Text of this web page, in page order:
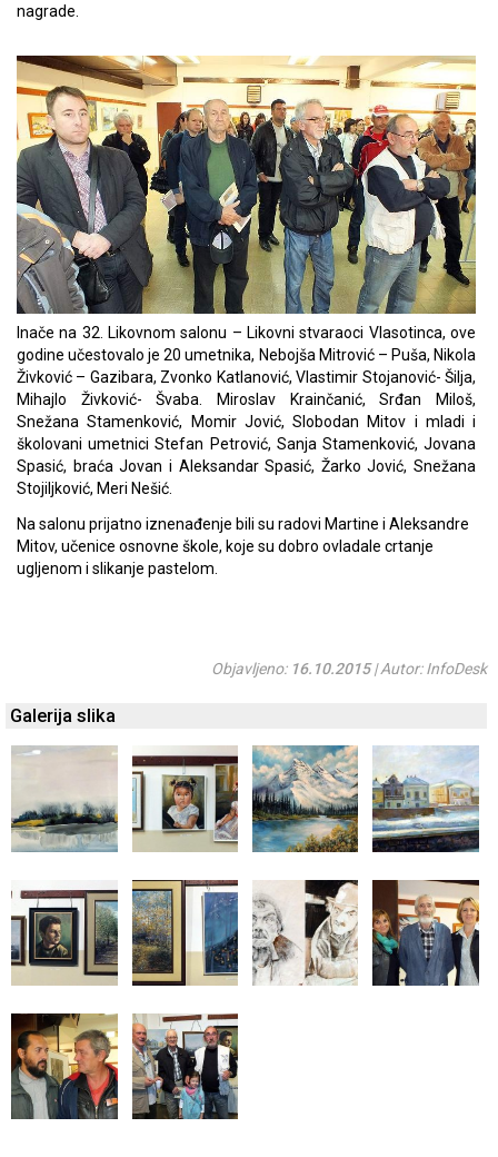
nagrade.
Inače na 32. Likovnom salonu – Likovni stvaraoci Vlasotinca, ove
godine učestovalo je 20 umetnika, Nebojša Mitrović – Puša, Nikola
Živković – Gazibara, Zvonko Katlanović, Vlastimir Stojanović- Šilja,
Mihajlo Živković- Švaba. Miroslav Krainčanić, Srđan Miloš,
Snežana Stamenković, Momir Jović, Slobodan Mitov i mladi i
školovani umetnici Stefan Petrović, Sanja Stamenković, Jovana
Spasić, braća Jovan i Aleksandar Spasić, Žarko Jović, Snežana
Stojiljković, Meri Nešić.
Na salonu prijatno iznenađenje bili su radovi Martine i Aleksandre
Mitov, učenice osnovne škole, koje su dobro ovladale crtanje
ugljenom i slikanje pastelom.
Objavljeno: 16.10.2015| Autor: InfoDesk
Galerija slika